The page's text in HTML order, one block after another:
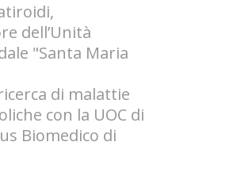
dell’Unità
"Santa Maria
di malattie
con la UOC di
Biomedico di